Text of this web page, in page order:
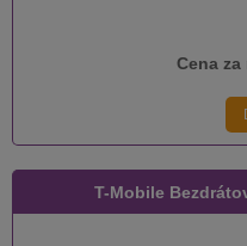
Cena za
T-Mobile